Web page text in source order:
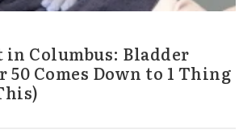
Columbus: Bladder
50 Comes Down to 1 Thing